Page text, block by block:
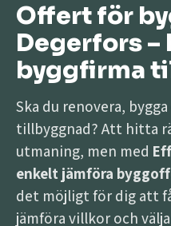
Offert för
Degerfors
byggfirma
Ska du renovera,
tillbyggnad? Att hitta
utmaning, men med
enkelt jämföra
det möjligt för dig att
jämföra villkor och